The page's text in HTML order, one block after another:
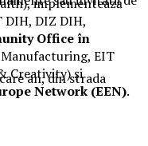
DIZ DIH,
Office în
EIT
Creativity) și
Network (EEN).
an, din strada